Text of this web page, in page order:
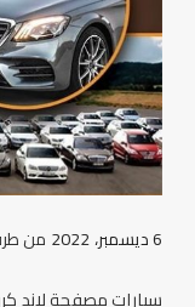
6 ديسمبر، 2022 من
سيارات مصفحة لاند